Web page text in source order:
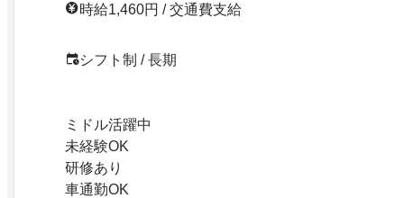
時給1,460円 / 交通費支給
シフト制 / 長期
ミドル活躍中
未経験OK
研修あり
車通勤OK